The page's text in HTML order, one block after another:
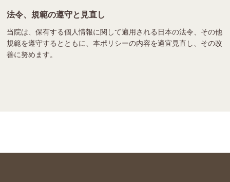
法令、規範の遵守と見直し
当院は、保有する個人情報に関して適用される日本の法令、その他
規範を遵守するとともに、本ポリシーの内容を適宜見直し、その改
善に努めます。